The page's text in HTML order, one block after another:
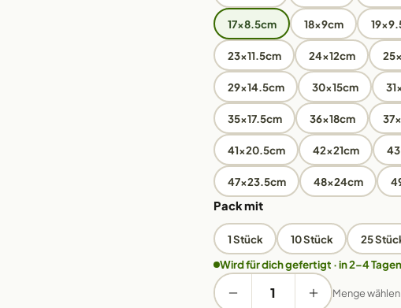
17x8.5cm 18x9cm
23x11.5cm 24x12cm
29x14.5cm 30x15cm
35x17.5cm 36x18cm
41x20.5cm 42x21cm
47x23.5cm 48x24cm
Pack mit
1 Stück 10 Stück 25
Wird für dich gefertigt · in 2–4
Menge wählen